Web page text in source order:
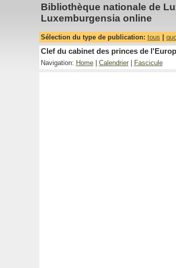
Bibliothèque nationale de
Luxemburgensia online
Sélection du type de publication: tous
Clef du cabinet des princes de
Navigation: Home| Calendrier| Fascicule